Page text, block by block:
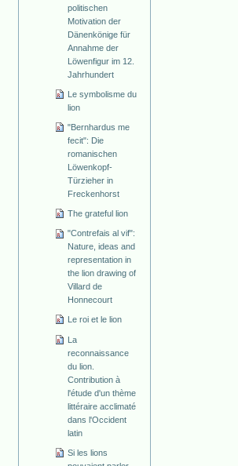
politischen
Motivation der
Dänenkönige für
Annahme der
Löwenfigur im 12.
Jahrhundert
Le symbolisme du
lion
"Bernhardus me
fecit": Die
romanischen
Löwenkopf­-
Türzieher in
Freckenhorst
The grateful lion
"Contrefais al vif":
Nature, ideas and
representation in
the lion drawing of
Villard de
Honnecourt
Le roi et le lion
La
reconnaissance
du lion.
Contribution à
l'étude d'un thème
littéraire acclimaté
dans l'Occident
latin
Si les lions